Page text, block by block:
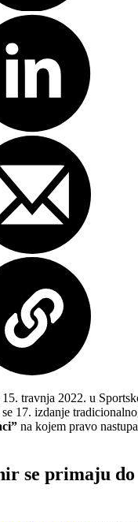
travnja 2022. u
17. izdanje
na kojem pravo
se primaju do